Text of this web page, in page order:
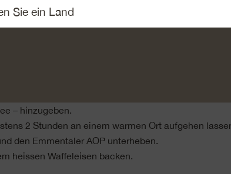
– hinzugeben.
2 Stunden an einem warmen Ort aufgehen
den Emmentaler AOP unterheben.
heissen Waffeleisen backen.